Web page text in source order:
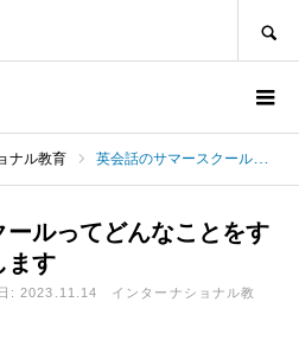
ナル教育 英会話のサマースクールってどんなことをするの？詳しく解説します
ルってどんなことをす
ます
: 2023.11.14
インターナショナル教